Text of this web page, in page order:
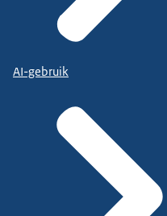
AI-gebruik